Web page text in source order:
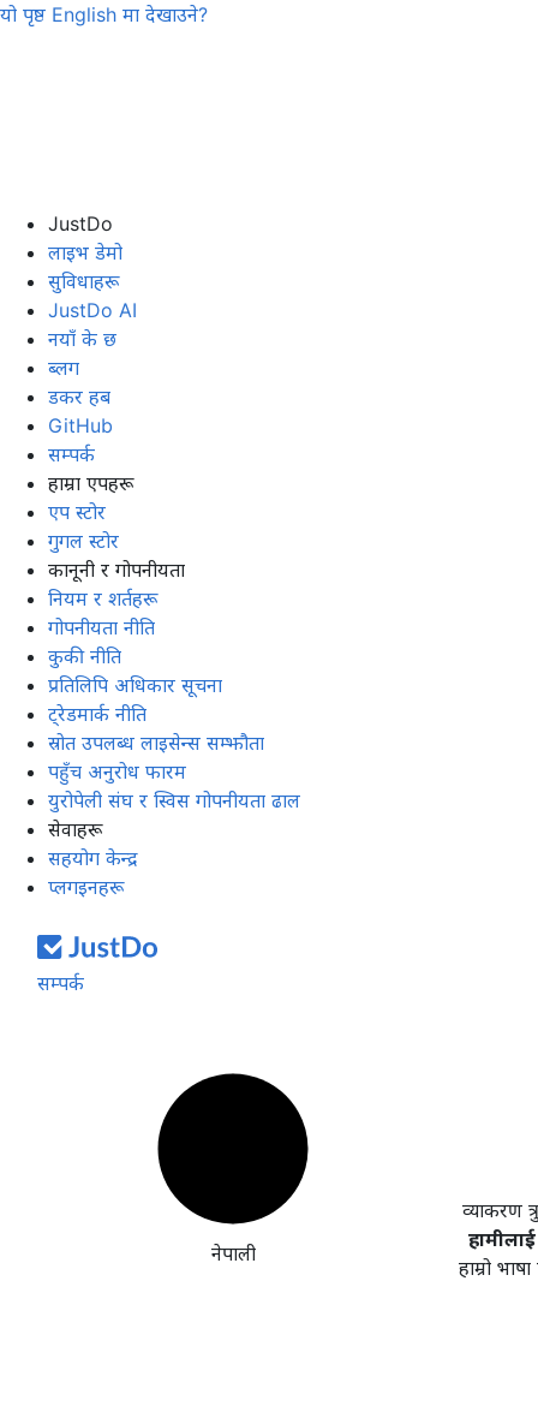
यो पृष्ठ English मा देखाउने?
JustDo
लाइभ डेमो
सुविधाहरू
JustDo AI
नयाँ के छ
ब्लग
डकर हब
GitHub
सम्पर्क
हाम्रा एपहरू
एप स्टोर
गुगल स्टोर
कानूनी र गोपनीयता
नियम र शर्तहरू
गोपनीयता नीति
कुकी नीति
प्रतिलिपि अधिकार सूचना
ट्रेडमार्क नीति
स्रोत उपलब्ध लाइसेन्स सम्झौता
पहुँच अनुरोध फारम
युरोपेली संघ र स्विस गोपनीयता ढाल
सेवाहरू
सहयोग केन्द्र
प्लगइनहरू
सम्पर्क
नेपाली
व्याकरण
हाम्रो